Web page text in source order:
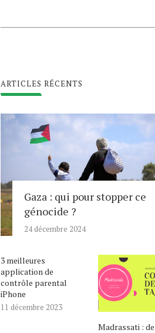
ARTICLES RÉCENTS
Gaza : qui pour stopper ce
génocide ?
24 décembre 2024
3 meilleures
application de
contrôle parental
iPhone
11 décembre 2023
Madrassati :